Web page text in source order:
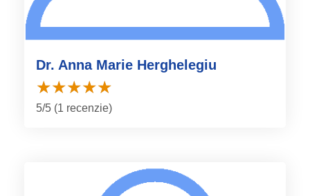
Dr. Anna Marie Herghelegiu
5/5 (1 recenzie)